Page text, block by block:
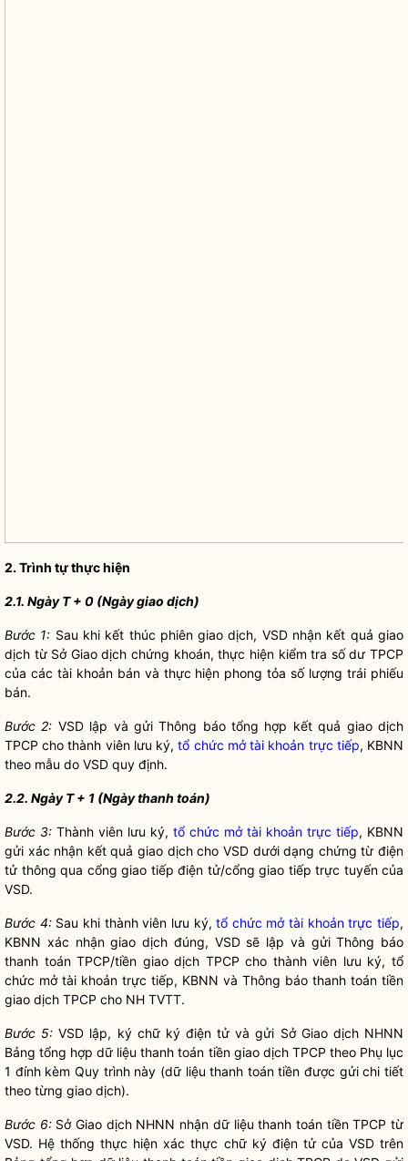
2. Trình tự thực hiện
2.1. Ngày T + 0 (Ngày giao dịch)
Bước 1: Sau khi kết thúc phiên giao dịch, VSD nhận kết quả giao
dịch từ Sở Giao dịch chứng khoán, thực hiện kiểm tra số dư TPCP
của các tài khoản bán và thực hiện phong tỏa số lượng trái phiếu
bán.
Bước 2: VSD lập và gửi Thông báo tổng hợp kết quả giao dịch
TPCP cho thành viên lưu ký,tổ chức mở tài khoản trực tiếp, KBNN
theo mẫu do VSD quy định.
2.2. Ngày T + 1 (Ngày thanh toán)
Bước 3: Thành viên lưu ký, tổ chức mở tài khoản trực tiếp, KBNN
gửi xác nhận kết quả giao dịch cho VSD dưới dạng chứng từ điện
tử thông qua cổng giao tiếp điện tử/cổng giao tiếp trực tuyến của
VSD.
Bước 4:Sau khi thành viên lưu ký,tổ chức mở tài khoản trực tiếp,
KBNN xác nhận giao dịch đúng, VSD sẽ lập và gửi Thông báo
thanh toán TPCP/tiền giao dịch TPCP cho thành viên lưu ký, tổ
chức mở tài khoản trực tiếp, KBNN và Thông báo thanh toán tiền
giao dịch TPCP cho NH TVTT.
Bước 5: VSD lập, ký chữ ký điện tử và gửi Sở Giao dịch NHNN
Bảng tổng hợp dữ liệu thanh toán tiền giao dịch TPCP theo Phụ lục
1 đính kèm Quy trình này (dữ liệu thanh toán tiền được gửi chi tiết
theo từng giao dịch).
Bước 6:Sở Giao dịch NHNN nhận dữ liệu thanh toán tiền TPCP từ
VSD. Hệ thống thực hiện xác thực chữ ký điện tử của VSD trên